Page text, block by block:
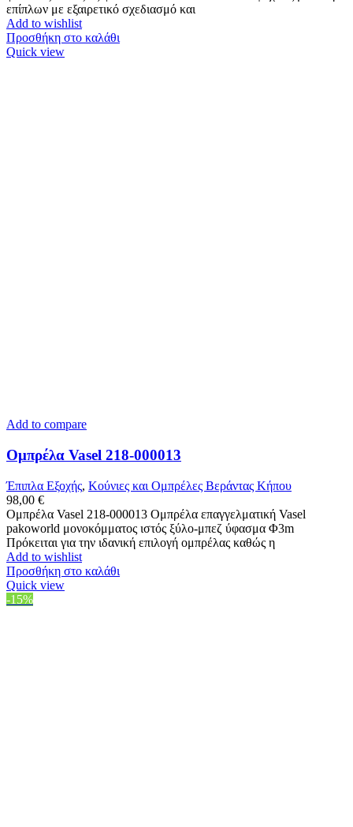
επίπλων με εξαιρετικό σχεδιασμό και
Add to wishlist
Προσθήκη στο καλάθι
Quick view
Add to compare
Ομπρέλα Vasel 218-000013
Έπιπλα Εξοχής, Κούνιες και Ομπρέλες Βεράντας Κήπου
98,00 €
Ομπρέλα Vasel 218-000013 Ομπρέλα επαγγελματική Vasel
pakoworld μονοκόμματος ιστός ξύλο-μπεζ ύφασμα Φ3m
Πρόκειται για την ιδανική επιλογή ομπρέλας καθώς η
Add to wishlist
Προσθήκη στο καλάθι
Quick view
-15%